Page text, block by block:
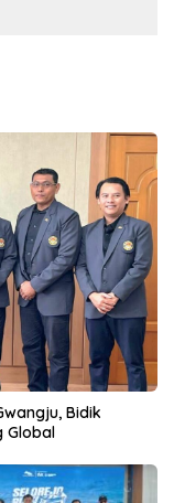
Bidik
Global